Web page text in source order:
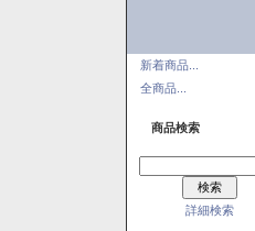
新着商品...
全商品...
商品検索
詳細検索